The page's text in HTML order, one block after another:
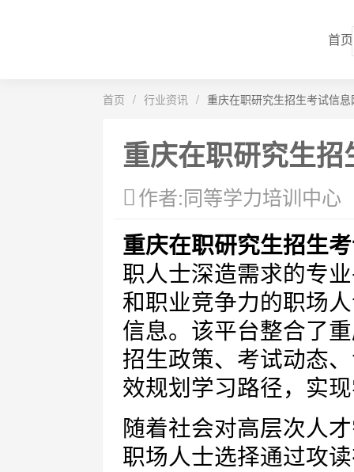
首页
首页 / 行业资讯 / 重庆在职研究生招生考试信息
重庆在职研究生
作者:同等学力培训中心
重庆在职研究生招生
职人士深造需求的专
和职业竞争力的职场
信息。该平台整合了
招生政策、考试动态
效规划学习路径，实
随着社会对高层次人
职场人士选择通过攻